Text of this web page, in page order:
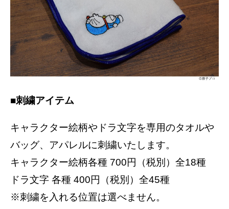
■刺繍アイテム
キャラクター絵柄やドラ文字を専用のタオルや
バッグ、アパレルに刺繍いたします。
キャラクター絵柄各種 700円（税別）全18種
ドラ文字 各種 400円（税別）全45種
※刺繍を入れる位置は選べません。